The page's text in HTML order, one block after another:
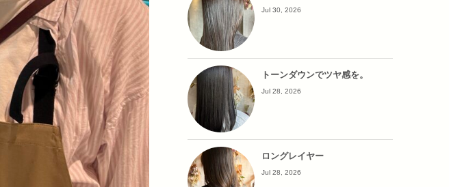
Jul 30, 2026
トーンダウンでツヤ感を。
Jul 28, 2026
ロングレイヤー
Jul 28, 2026